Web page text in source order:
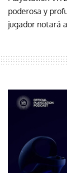
poderosa y
jugador notará